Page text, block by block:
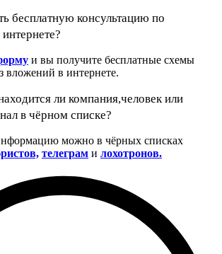
бесплатную консультацию по
и вы получите бесплатные схемы
вложений в интернете.
ли компания,человек или
в чёрном списке?
можно в чёрных списках
телеграм и лохотронов.